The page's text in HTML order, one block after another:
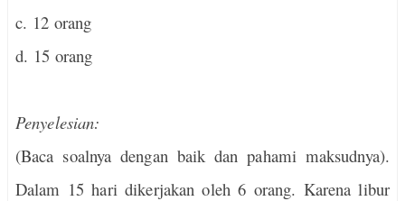
c. 12 orang
d. 15 orang
Penyelesian:
(Baca soalnya dengan baik dan pahami maksudnya).
Dalam 15 hari dikerjakan oleh 6 orang. Karena libur